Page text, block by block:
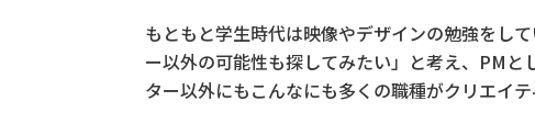
もともと学生時代は映像やデザインの勉強をし
ー以外の可能性も探してみたい」と考え、PM
ター以外にもこんなにも多くの職種がクリエイ